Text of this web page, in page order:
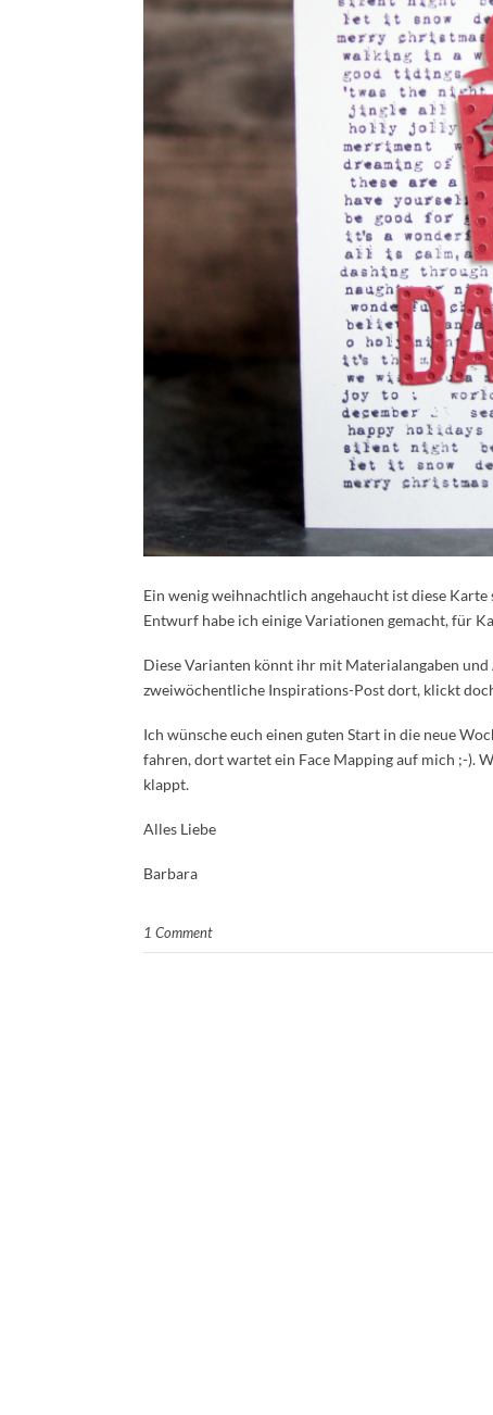
Ein wenig weihnachtlich angehaucht ist diese Karte
Entwurf habe ich einige Variationen gemacht, für
Diese Varianten könnt ihr mit Materialangaben
zweiwöchentliche Inspirations-Post dort, klickt
Ich wünsche euch einen guten Start in die neue
fahren, dort wartet ein Face Mapping auf mich ;-).
klappt.
Alles Liebe
Barbara
1 Comment